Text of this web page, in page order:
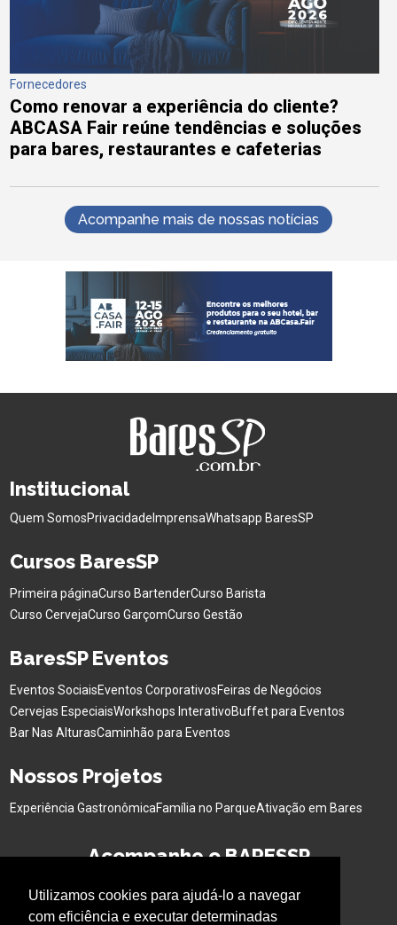
Utilizamos cookies para ajudá-lo a navegar
com eficiência e executar determinadas
Fornecedores
Como renovar a experiência do cliente?
ABCASA Fair reúne tendências e soluções
para bares, restaurantes e cafeterias
Acompanhe mais de nossas notícias
Institucional
Quem SomosPrivacidade ImprensaWhatsapp BaresSP
Cursos BaresSP
Primeira páginaCurso BartenderCurso Barista
Curso CervejaCurso GarçomCurso Gestão
BaresSP Eventos
Eventos SociaisEventos CorporativosFeiras de Negócios
Cervejas EspeciaisWorkshops InterativoBuffet para Eventos
Bar Nas AlturasCaminhão para Eventos
Nossos Projetos
Experiência GastronômicaFamília no ParqueAtivação em Bares
Acompanhe o BARESSP